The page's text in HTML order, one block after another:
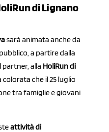
di Lignano
sarà animata anche da
a partire dalla
partner, alla HoliRun di
colorata che il 25 luglio
tra famiglie e giovani
attività di